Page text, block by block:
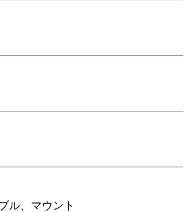
ル、マウント